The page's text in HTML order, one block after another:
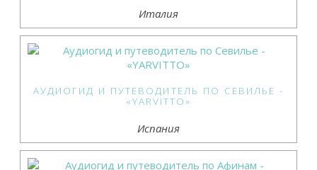
Италия
АУДИОГИД И ПУТЕВОДИТЕЛЬ ПО СЕВИЛЬЕ -
«YARVITTO»
Испания